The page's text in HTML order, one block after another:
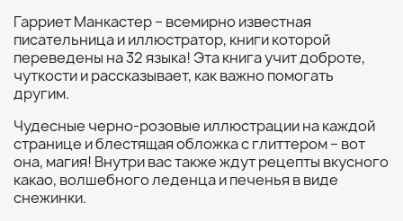
Гарриет Манкастер – всемирно известная
писательница и иллюстратор, книги которой
переведены на 32 языка! Эта книга учит доброте,
чуткости и рассказывает, как важно помогать
другим.
Чудесные черно-розовые иллюстрации на каждой
странице и блестящая обложка с глиттером – вот
она, магия! Внутри вас также ждут рецепты вкусного
какао, волшебного леденца и печенья в виде
снежинки.